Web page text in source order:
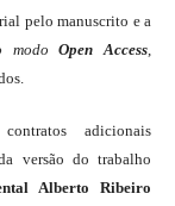
pelo manuscrito e a
modo Open Access,
adicionais
versão do trabalho
Alberto Ribeiro